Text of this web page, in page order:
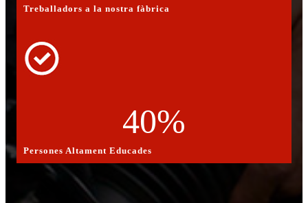
Treballadors a la nostra fàbrica
40%
Persones Altament Educades